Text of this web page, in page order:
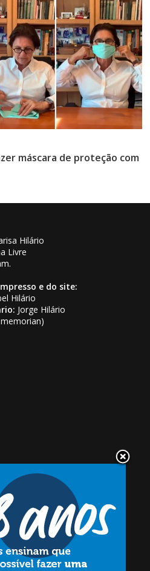
máscara de proteção com
Hilário
Livre
e do site:
Hilário
Jorge Hilário